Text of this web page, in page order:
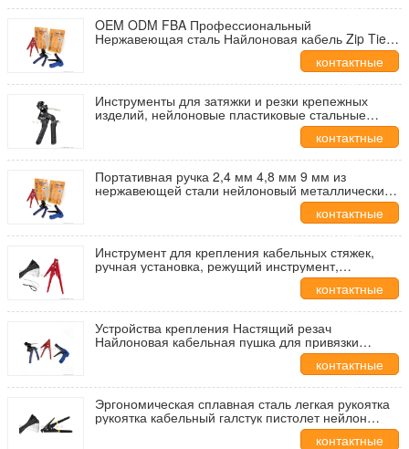
данные
OEM ODM FBA Профессиональный
Нержавеющая сталь Найлоновая кабель Zip Tie
контактные
данные
Инструменты для затяжки и резки крепежных
изделий, нейлоновые пластиковые стальные
кабельные стяжки из нержавеющей стали
контактные
данные
Портативная ручка 2,4 мм 4,8 мм 9 мм из
нержавеющей стали нейлоновый металлический
кабель привязка пистолета Ручная установка и
контактные
данные
Инструмент для крепления кабельных стяжек,
ручная установка, режущий инструмент,
нейлоновые кабельные стяжки 2.4-9.0 мм,
контактные
данные
Устройства крепления Настящий резач
Найлоновая кабельная пушка для привязки
пружинного типа из нержавеющей стали/
контактные
данные
Эргономическая сплавная сталь легкая рукоятка
рукоятка кабельный галстук пистолет нейлон
кабельный галстук крепление инструмент
контактные